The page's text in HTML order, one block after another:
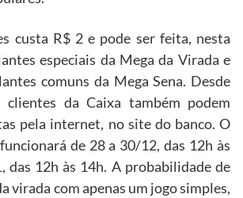
custa R$ 2 e pode ser feita, nesta
especiais da Mega da Virada e
comuns da Mega Sena. Desde
clientes da Caixa também podem
pela internet, no site do banco. O
de 28 a 30/12, das 12h às
das 12h às 14h. A probabilidade de
virada com apenas um jogo simples,